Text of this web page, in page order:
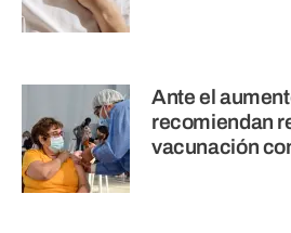
Ante el
recomiendan
vacunación